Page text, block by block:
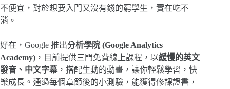
不便宜，對於想要入門又沒有錢的窮學生，實在吃不
消。
好在，Google 推出分析學院 (Google Analytics
Academy) ，目前提供三門免費線上課程，以緩慢的英文
發音、中文字幕，搭配生動的動畫，讓你輕鬆學習，快
樂成長。通過每個章節後的小測驗，能獲得修課證書，